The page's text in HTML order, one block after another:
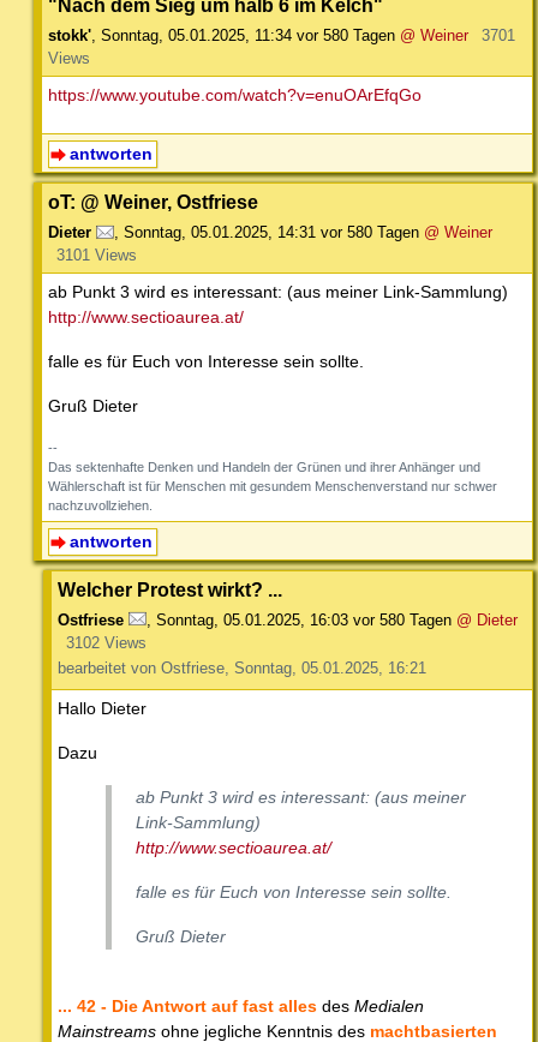
"Nach dem Sieg um halb 6 im Kelch"
stokk', Sonntag, 05.01.2025, 11:34 vor 580 Tagen @ Weiner
3701
Views
https://www.youtube.com/watch?v=enuOArEfqGo
antworten
oT: @ Weiner, Ostfriese
Dieter , Sonntag, 05.01.2025, 14:31 vor 580 Tagen @ Weiner
3101 Views
ab Punkt 3 wird es interessant: (aus meiner Link-Sammlung)
http://www.sectioaurea.at/
falle es für Euch von Interesse sein sollte.
Gruß Dieter
--
Das sektenhafte Denken und Handeln der Grünen und ihrer Anhänger und
Wählerschaft ist für Menschen mit gesundem Menschenverstand nur schwer
nachzuvollziehen.
antworten
Welcher Protest wirkt? ...
Ostfriese Sonntag, 05.01.2025, 16:03 vor 580 Tagen @ Dieter
3102 Views
bearbeitet von Ostfriese, Sonntag, 05.01.2025, 16:21
Hallo Dieter
Dazu
ab Punkt 3 wird es interessant: (aus meiner
Link-Sammlung)
http://www.sectioaurea.at/
falle es für Euch von Interesse sein sollte.
Gruß Dieter
... 42 - Die Antwort auf fast alles des Medialen
Mainstreams ohne jegliche Kenntnis des machtbasierten